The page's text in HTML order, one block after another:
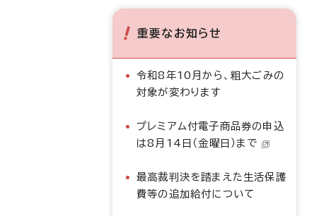
重要なお知らせ
令和8年10月から、粗大ごみの
対象が変わります
プレミアム付電子商品券の申込
は8月14日（金曜日）まで
最高裁判決を踏まえた生活保護
費等の追加給付について